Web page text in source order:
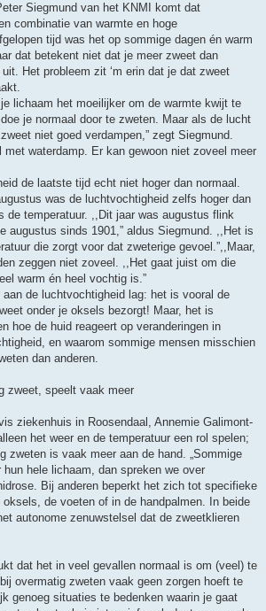
Siegmund van het KNMI komt dat
combinatie van warmte en hoge
tijd was het op sommige dagen én warm
dat betekent niet dat je meer zweet dan
Het probleem zit ‘m erin dat je dat zweet
lichaam het moeilijker om de warmte kwijt te
je normaal door te zweten. Maar als de lucht
niet goed verdampen,” zegt Siegmund.
waterdamp. Er kan gewoon niet zoveel meer
de laatste tijd echt niet hoger dan normaal.
was de luchtvochtigheid zelfs hoger dan
de temperatuur. ,,Dit jaar was augustus flink
augustus sinds 1901,” aldus Siegmund. ,,Het is
die zorgt voor dat zweterige gevoel.”,,Maar,
zeggen niet zoveel. ,,Het gaat juist om die
warm én heel vochtig is.”
de luchtvochtigheid lag: het is vooral de
onder je oksels bezorgt! Maar, het is
hoe de huid reageert op veranderingen in
en waarom sommige mensen misschien
dan anderen.
zweet, speelt vaak meer
ziekenhuis in Roosendaal, Annemie Galimont-
het weer en de temperatuur een rol spelen;
zweten is vaak meer aan de hand. „Sommige
hun hele lichaam, dan spreken we over
Bij anderen beperkt het zich tot specifieke
de voeten of in de handpalmen. In beide
autonome zenuwstelsel dat de zweetklieren
dat het in veel gevallen normaal is om (veel) te
overmatig zweten vaak geen zorgen hoeft te
genoeg situaties te bedenken waarin je gaat